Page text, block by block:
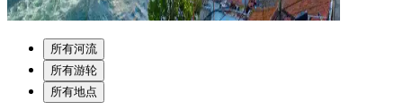
所有河流
所有游轮
所有地点